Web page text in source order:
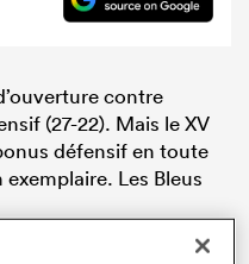
contre
(27-22). Mais le XV
défensif en toute
Les Bleus